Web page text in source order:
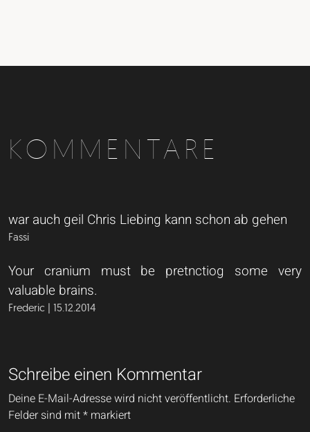
KOMMENTARE
war auch geil Chris Liebing kann schon ab gehen
Fassi
Your cranium must be pretnctiog some very
valuable brains.
Frederic | 15.12.2014
Schreibe einen Kommentar
Deine E-Mail-Adresse wird nicht veröffentlicht. Erforderliche
Felder sind mit* markiert